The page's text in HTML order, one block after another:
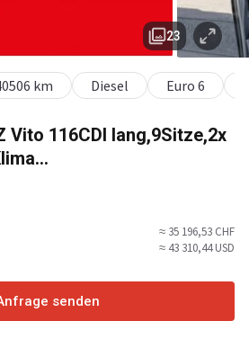
Vito 116CDI lang,9Sitze,2x
23
km Diesel Euro 6
≈ 35 196,53 CHF
≈ 43 310,44 USD
senden